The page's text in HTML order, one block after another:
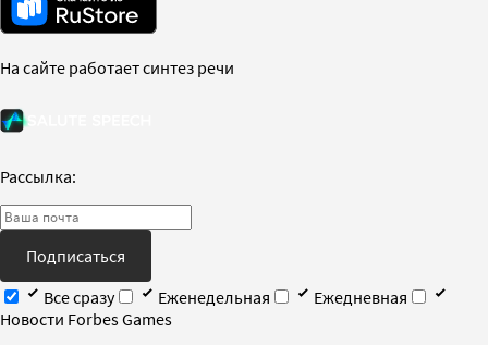
На сайте работает синтез речи
Рассылка:
Подписаться
Все сразу
Еженедельная
Ежедневная
Новости Forbes Games